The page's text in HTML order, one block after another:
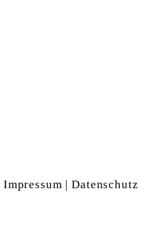
Impressum |Datenschutz